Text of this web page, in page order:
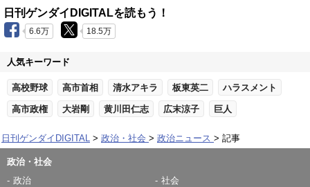
日刊ゲンダイDIGITALを読もう！
6.6万 18.5万
人気キーワード
高校野球 高市首相 清水アキラ 板東英二 ハラスメント
高市政権 大岩剛 黄川田仁志 広末涼子 巨人
日刊ゲンダイDIGITAL 政治・社会 政治ニュース 記事
政治・社会
政治
社会